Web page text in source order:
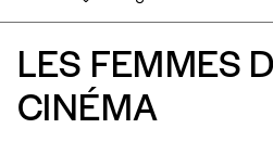
LES FEMMES
CINÉMA